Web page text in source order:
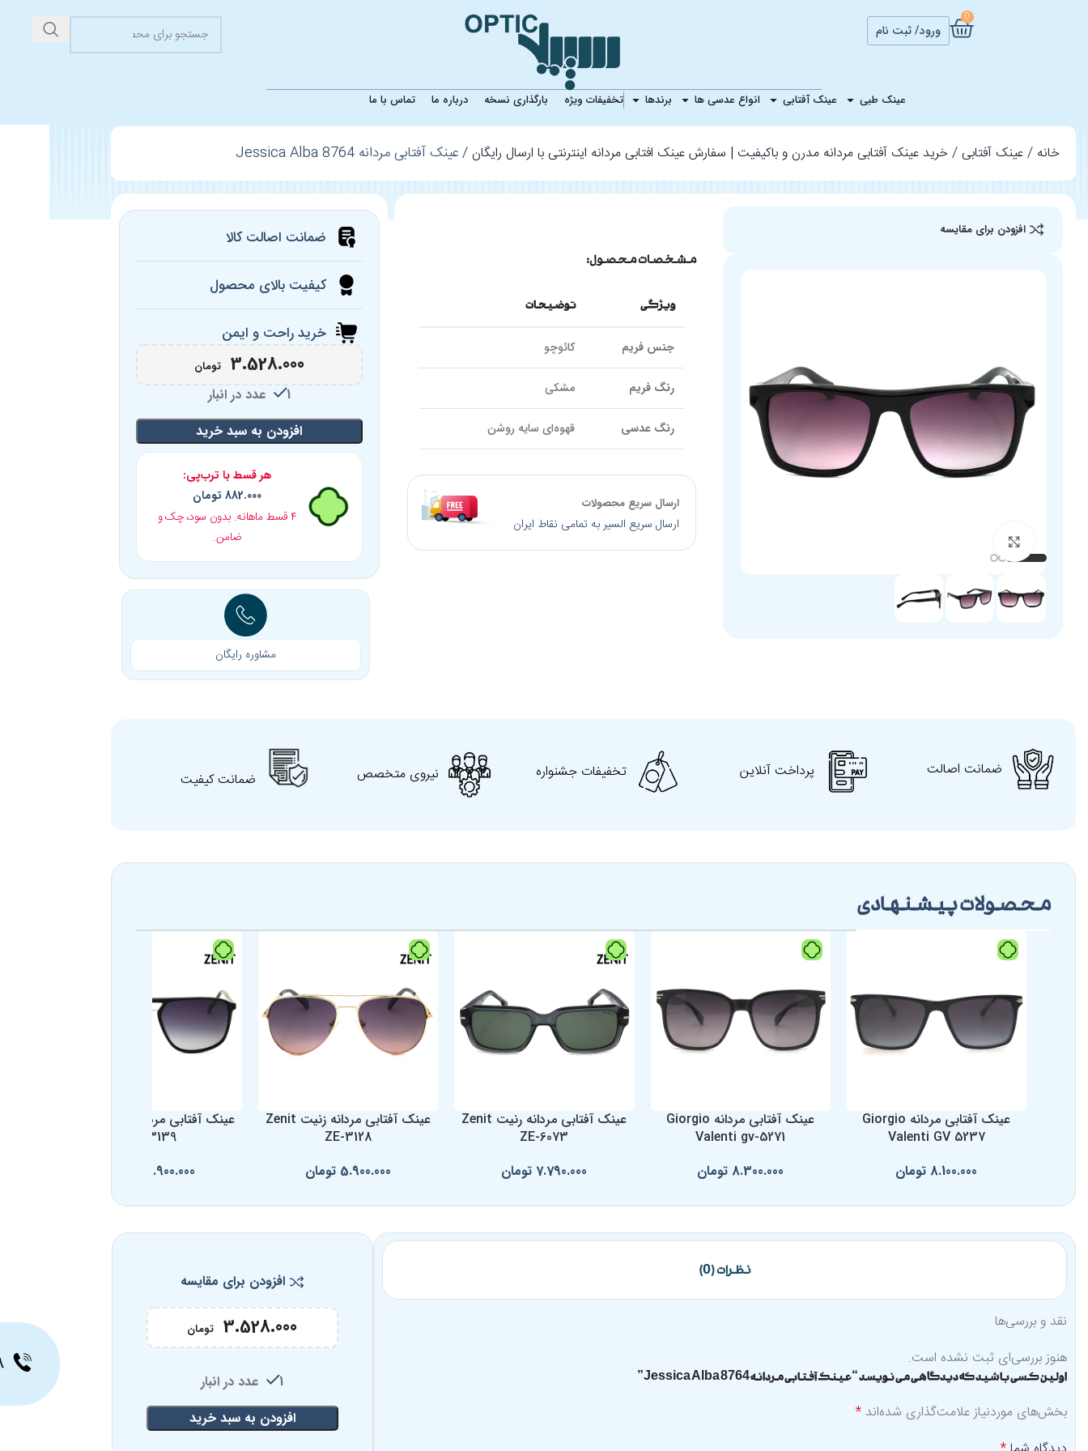
ورود/ ثبت نام
0
عینک طبی عینک آفتابی انواع عدسی ها برندها تخفیفات ویژه بارگذاری نسخه درباره ما تماس با ما عینک آفتابی مردانه Jessica Alba 8764
خانه عینک آفتابی خرید عینک آفتابی مردانه مدرن و باکیفیت | سفارش عینک افتابی مردانه اینترنتی با ارسال رایگان عینک آفتابی مردانه Jessica Alba 8764
افزودن برای مقایسه
مشخصات محصول:
ویژگی توضیحات
جنس فریم کائوچو
رنگ فریم مشکی
رنگ عدسی قهوه‌ای سایه روشن
جنس عدسی
پوشش عدسی UV400 و ضد خش پلاریزه
برند
کد محصول
روزمره، ورزش
مناسب برای فرم
صورت
ارسال سریع محصولات
ارسال سریع السیر به تمامی نقاط ایران
ضمانت اصالت کالا
کیفیت بالای محصول
خرید راحت و ایمن
3.528.000 تومان
1 عدد در انبار
افزودن به سبد خرید
هر قسط با ترب‌پی:
882.000 تومان
۴ قسط ماهانه. بدون سود، چک و
ضامن.
مشاوره رایگان
ضمانت اصالت پرداخت آنلاین تخفیفات جشنواره نیروی متخصص ضمانت کیفیت
محصولات پیشنهادی
عینک آفتابی مردانه Giorgio
Valenti GV 5237
8.100.000 تومان
عینک آفتابی مردانه Giorgio
Valenti gv-5271
8.300.000 تومان
عینک آفتابی مردانه رنیت Zenit
ZE-6073
7.790.000 تومان
عینک آفتابی مردانه زنیت Zenit
ZE-3128
5.900.000 تومان
ZE-3139
5.900.000
نظرات (0)
نقد و بررسی‌ها
هنوز بررسی‌ای ثبت نشده است.
اولین کسی باشید که دیدگاهی می نویسد “عینک آفتابی مردانه Jessica Alba 8764”
بخش‌های موردنیاز علامت‌گذاری شده‌اند *
افزودن برای مقایسه
3.528.000 تومان
1 عدد در انبار
افزودن به سبد خرید